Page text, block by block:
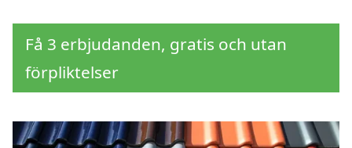
Få 3 erbjudanden, gratis och utan
förpliktelser